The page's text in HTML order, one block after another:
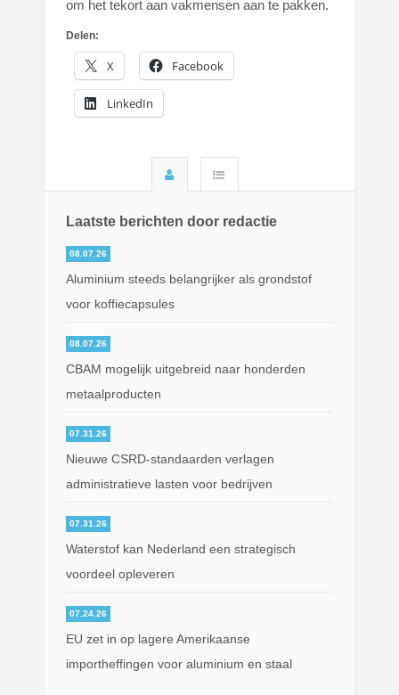
om het tekort aan vakmensen aan te pakken.
Delen:
X Facebook
LinkedIn
Laatste berichten door redactie
08.07.26
Aluminium steeds belangrijker als grondstof
voor koffiecapsules
08.07.26
CBAM mogelijk uitgebreid naar honderden
metaalproducten
07.31.26
Nieuwe CSRD-standaarden verlagen
administratieve lasten voor bedrijven
07.31.26
Waterstof kan Nederland een strategisch
voordeel opleveren
07.24.26
EU zet in op lagere Amerikaanse
importheffingen voor aluminium en staal